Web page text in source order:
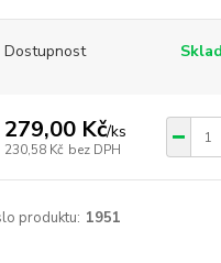
Dostupnost
279,00 Kč/ks
230,58 Kč bez DPH
produktu: 1951